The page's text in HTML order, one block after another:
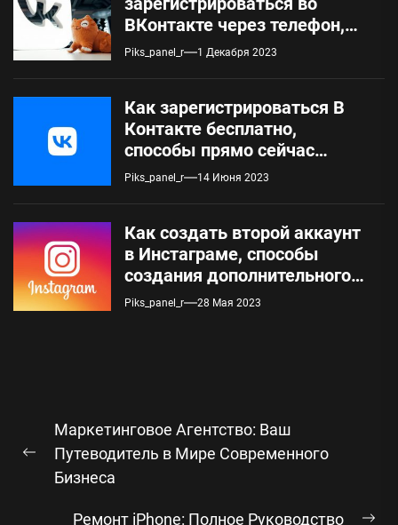
ВКонтакте через телефон,
вход в аккаунт
Piks_panel_r 1 Декабря 2023
Как зарегистрироваться В
Контакте бесплатно,
способы прямо сейчас
создать страницу
Piks_panel_r 14 Июня 2023
Как создать второй аккаунт
в Инстаграме, способы
создания дополнительного
профиля
Piks_panel_r 28 Мая 2023
по
записям
Предыдущая
запись:
Маркетинговое Агентство: Ваш
Путеводитель в Мире Современного
Бизнеса
Ремонт iPhone: Полное Руководство